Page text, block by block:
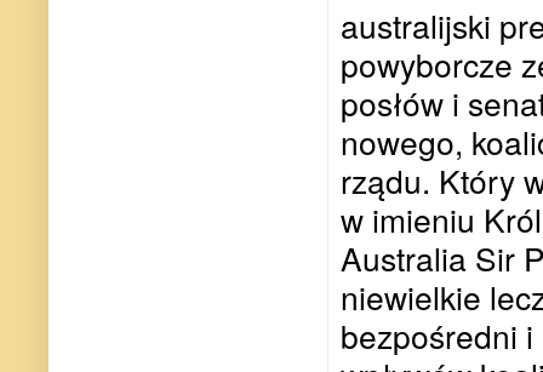
australijski
powyborcze
posłów i
nowego,
rządu. Który
w imieniu
Australia Sir
niewielkie
bezpośredni